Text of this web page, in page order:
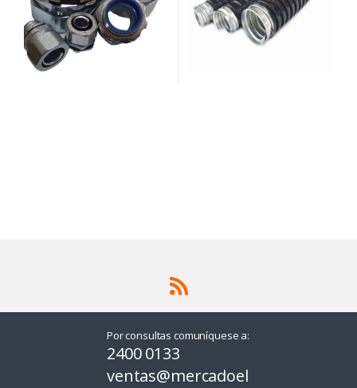
Por consultas comuníquese a:
2400 0133
ventas@mercadoel